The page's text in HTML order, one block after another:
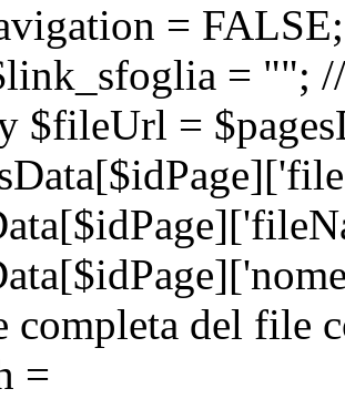
=
= "";
$fileUrl =
completa del file
=